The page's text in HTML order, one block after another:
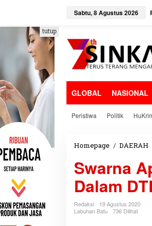
e
k
o
n
t
e
n
Sabtu, 8 Agustus 2026
GLOBAL NASIONAL
Peristiwa Politik
tutup
Homepage / DAERAH
Swarna
Dalam
Redaksi
19 Agustus 2020
Labuhan Batu
736 Dilihat